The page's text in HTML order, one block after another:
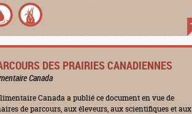
DES PRAIRIES CANADIENNES
Canada
Canada a publié ce document en vue de
de parcours, aux éleveurs, aux scientifiques et aux